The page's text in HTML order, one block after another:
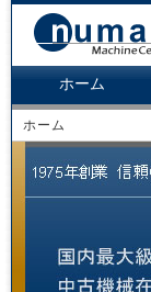
ホーム
ホーム